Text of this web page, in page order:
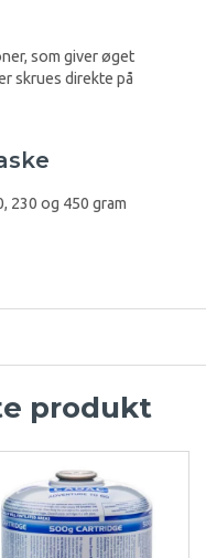
som giver øget
skrues direkte på
230 og 450 gram
produkt